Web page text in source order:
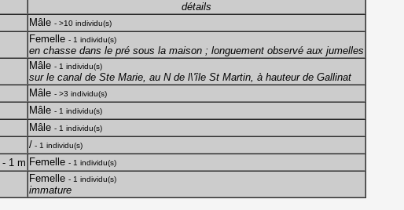
détails
Mâle - >10 individu(s)
Femelle - 1 individu(s)
en chasse dans le pré sous la maison ; longuement observé aux jumelles
Mâle - 1 individu(s)
sur le canal de Ste Marie, au N de l\'île St Martin, à hauteur de Gallinat
Mâle - >3 individu(s)
Mâle - 1 individu(s)
Mâle - 1 individu(s)
/ - 1 individu(s)
- 1 m Femelle - 1 individu(s)
Femelle - 1 individu(s)
immature